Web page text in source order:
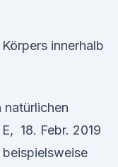
innerhalb
natürlichen
18. Febr. 2019